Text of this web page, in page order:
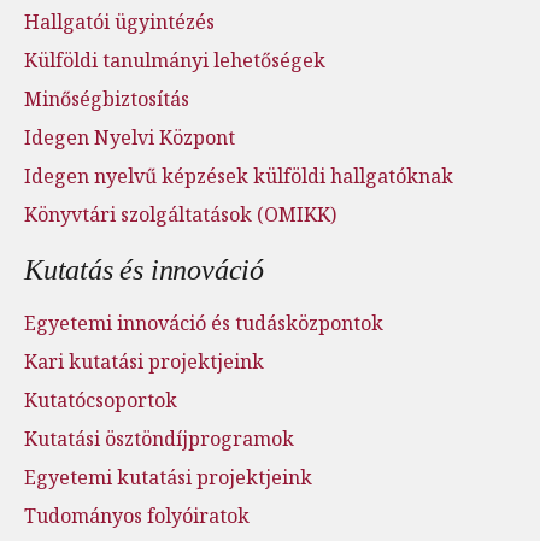
Hallgatói ügyintézés
Külföldi tanulmányi lehetőségek
Minőségbiztosítás
Idegen Nyelvi Központ
Idegen nyelvű képzések külföldi hallgatóknak
Könyvtári szolgáltatások (OMIKK)
Kutatás és innováció
Egyetemi innováció és tudásközpontok
Kari kutatási projektjeink
Kutatócsoportok
Kutatási ösztöndíjprogramok
Egyetemi kutatási projektjeink
Tudományos folyóiratok